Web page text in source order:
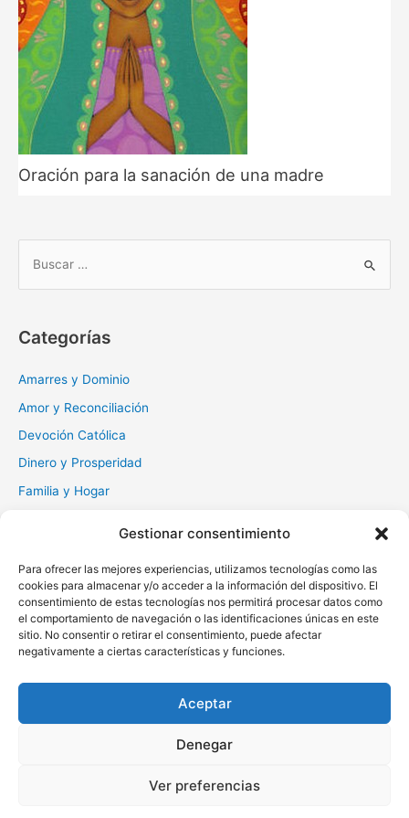
Gestionar consentimiento
Para ofrecer las mejores experiencias, utilizamos tecnologías como las
cookies para almacenar y/o acceder a la información del dispositivo. El
consentimiento de estas tecnologías nos permitirá procesar datos como
el comportamiento de navegación o las identificaciones únicas en este
sitio. No consentir o retirar el consentimiento, puede afectar
negativamente a ciertas características y funciones.
Aceptar
Denegar
Ver preferencias
Oración para la sanación de una madre
r
Categorías
Amarres y Dominio
Amor y Reconciliación
Devoción Católica
Dinero y Prosperidad
Familia y Hogar
Muerte y Difuntos
Oraciones Diarias
Otras
Protección y Liberación
Salud y Sanación
WordPress